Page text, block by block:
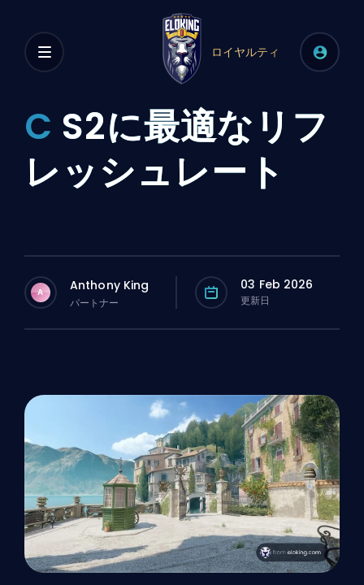
ロイヤルティ
C S2に最適なリフ
レッシュレート
A Anthony King
パートナー
03 Feb 2026
更新日